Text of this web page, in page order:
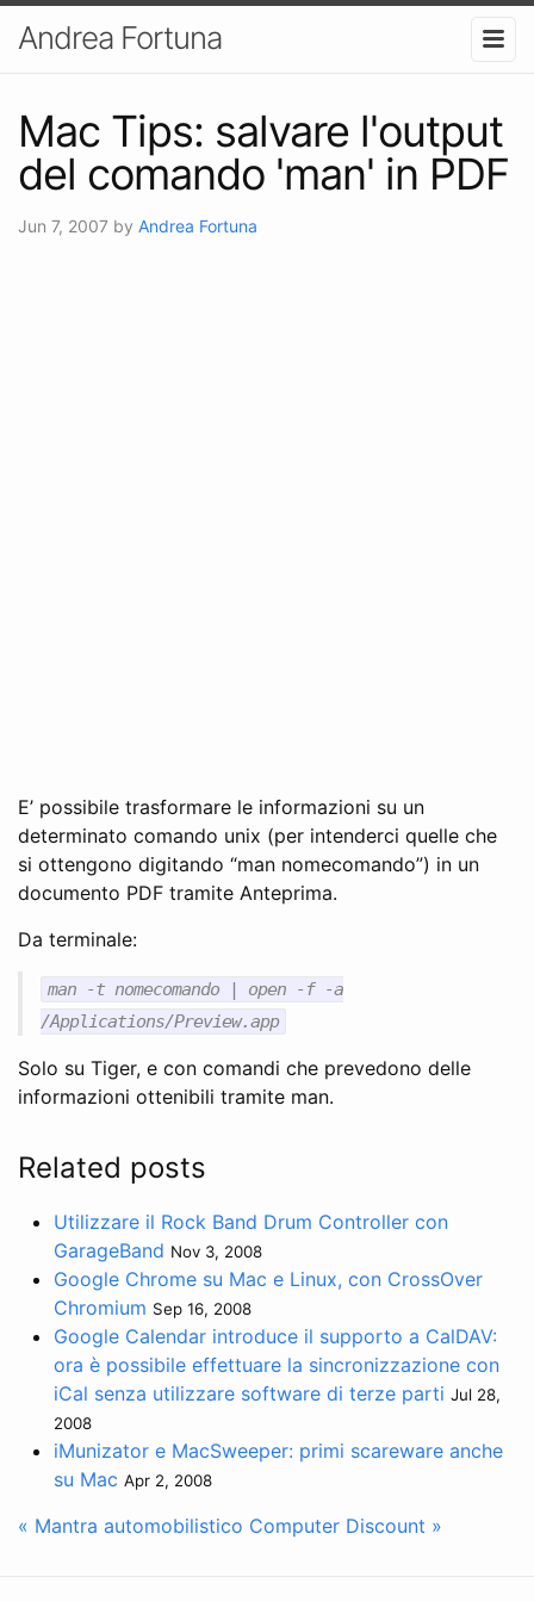
Andrea Fortuna
Mac Tips: salvare l'output
del comando 'man' in PDF
Jun 7, 2007 by Andrea Fortuna
E’ possibile trasformare le informazioni su un
determinato comando unix (per intenderci quelle che
si ottengono digitando “man nomecomando”) in un
documento PDF tramite Anteprima.
Da terminale:
man -t nomecomando | open -f -a
/Applications/Preview.app
Solo su Tiger, e con comandi che prevedono delle
informazioni ottenibili tramite man.
Related posts
Utilizzare il Rock Band Drum Controller con
GarageBand Nov 3, 2008
Google Chrome su Mac e Linux, con CrossOver
Chromium Sep 16, 2008
Google Calendar introduce il supporto a CalDAV:
ora è possibile effettuare la sincronizzazione con
iCal senza utilizzare software di terze parti Jul 28,
2008
iMunizator e MacSweeper: primi scareware anche
su Mac Apr 2, 2008
« Mantra automobilistico Computer Discount »